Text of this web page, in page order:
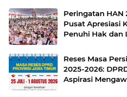
Peringatan HAN
Pusat Apresiasi
Penuhi Hak dan
Reses Masa
2025-2026:
Aspirasi